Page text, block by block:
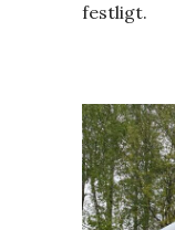
festligt.